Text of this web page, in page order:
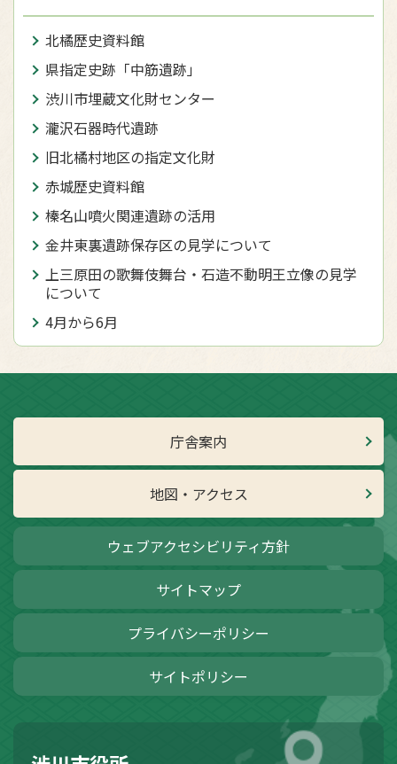
北橘歴史資料館
県指定史跡「中筋遺跡」
渋川市埋蔵文化財センター
瀧沢石器時代遺跡
旧北橘村地区の指定文化財
赤城歴史資料館
榛名山噴火関連遺跡の活用
金井東裏遺跡保存区の見学について
上三原田の歌舞伎舞台・石造不動明王立像の見学
について
4月から6月
庁舎案内
地図・アクセス
ウェブアクセシビリティ方針
サイトマップ
プライバシーポリシー
サイトポリシー